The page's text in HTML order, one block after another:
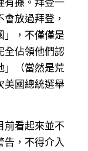
放過拜登，
」，不僅僅是
全佔領他們認
」（當然是荒
美國總統選舉
前看起來並不
告，不得介入